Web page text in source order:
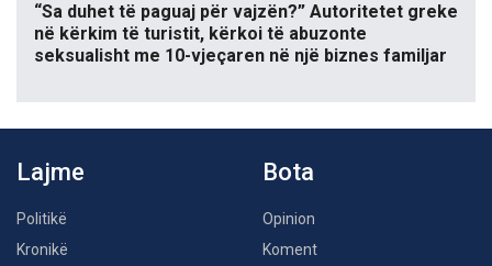
“Sa duhet të paguaj për vajzën?” Autoritetet greke
në kërkim të turistit, kërkoi të abuzonte
seksualisht me 10-vjeçaren në një biznes familjar
Lajme
Politikë
Kronikë
Bota
Opinion
Koment